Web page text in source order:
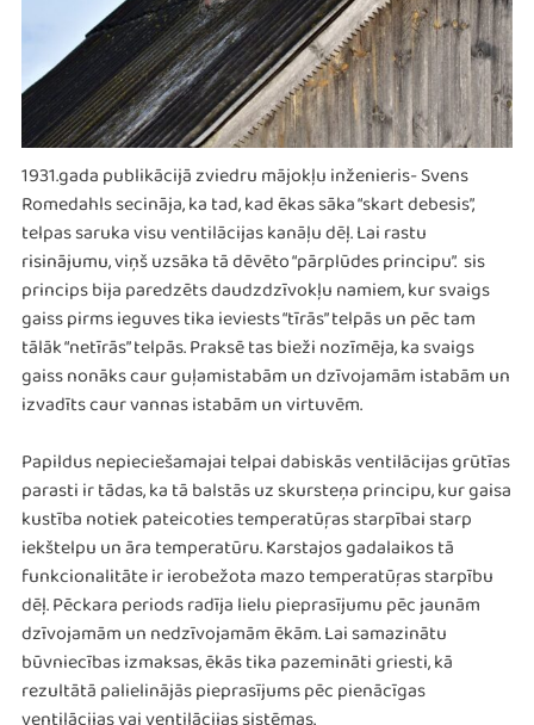
1931.gada publikācijā zviedru mājokļu inženieris- Svens
Romedahls secināja, ka tad, kad ēkas sāka “skart debesis”,
telpas saruka visu ventilācijas kanāļu dēļ. Lai rastu
risinājumu, viņš uzsāka tā dēvēto “pārplūdes principu”. sis
princips bija paredzēts daudzdzīvokļu namiem, kur svaigs
gaiss pirms ieguves tika ieviests “tīrās” telpās un pēc tam
tālāk “netīrās” telpās. Praksē tas bieži nozīmēja, ka svaigs
gaiss nonāks caur guļamistabām un dzīvojamām istabām un
izvadīts caur vannas istabām un virtuvēm.
Papildus nepieciešamajai telpai dabiskās ventilācijas grūtīas
parasti ir tādas, ka tā balstās uz skursteņa principu, kur gaisa
kustība notiek pateicoties temperatūŗas starpībai starp
iekštelpu un āra temperatūru. Karstajos gadalaikos tā
funkcionalitāte ir ierobežota mazo temperatūŗas starpību
dēļ. Pēckara periods radīja lielu pieprasījumu pēc jaunām
dzīvojamām un nedzīvojamām ēkām. Lai samazinātu
būvniecības izmaksas, ēkās tika pazemināti griesti, kā
rezultātā palielinājās pieprasījums pēc pienācīgas